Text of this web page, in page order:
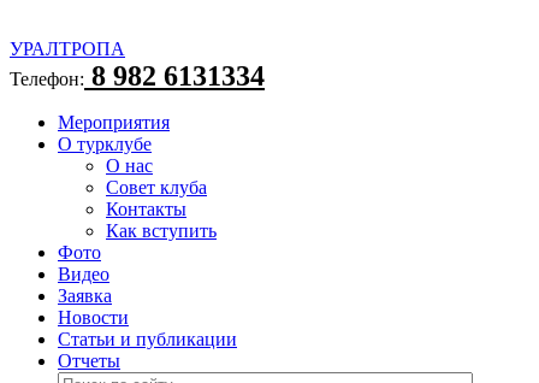
УРАЛТРОПА
Телефон: 8 982 6131334
Мероприятия
О турклубе
О нас
Совет клуба
Контакты
Как вступить
Фото
Видео
Заявка
Новости
Статьи и публикации
Отчеты